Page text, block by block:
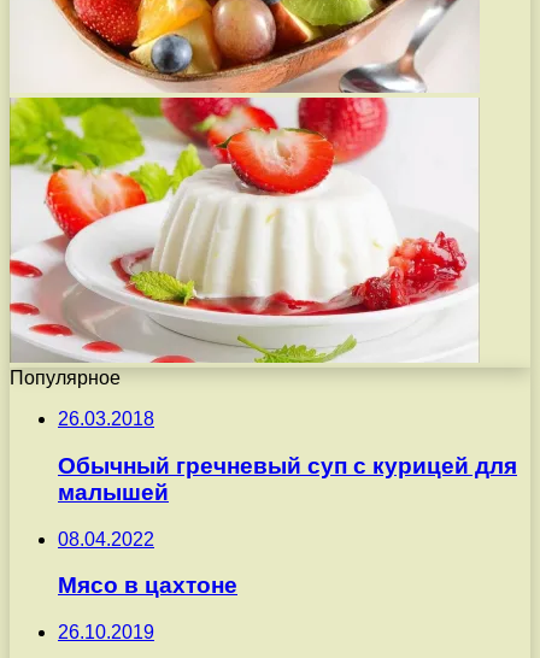
Популярное
26.03.2018
Обычный гречневый суп с курицей для
малышей
08.04.2022
Мясо в цахтоне
26.10.2019